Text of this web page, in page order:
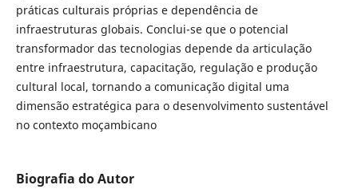
práticas culturais próprias e dependência de
infraestruturas globais. Conclui-se que o potencial
transformador das tecnologias depende da articulação
entre infraestrutura, capacitação, regulação e produção
cultural local, tornando a comunicação digital uma
dimensão estratégica para o desenvolvimento sustentável
no contexto moçambicano
Biografia do Autor